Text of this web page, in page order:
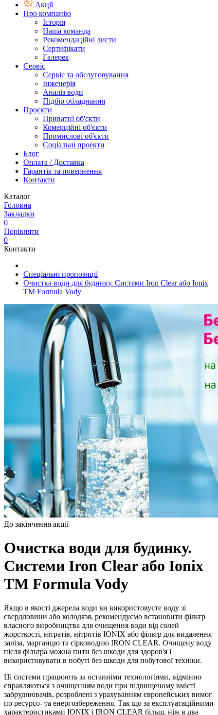
Акції
Про компанію
Історія
Наша команда
Рекомендаційні листи
Сертифікати
Галерея
Сервіс
Сервіс та обслуговування
Інженерія
Аналіз води
Підбір обладнання
Проєкти
Приватні об'єкти
Комерційні об'єкти
Промислові об'єкти
Соціальні проекти
Блог
Оплата / Доставка
Гарантія та повернення
Контакти
Каталог
Головна
Закладки
0
Порівняти
0
Контакти
Спеціальні пропозиції
Очистка води для будинку. Системи Iron Clear або Ionix
ТМ Formula Vody
До закінчення акції
Очистка води для будинку.
Системи Iron Clear або Ionix
ТМ Formula Vody
Якщо в якості джерела води ви використовуєте воду зі
свердловини або колодязя, рекомендуємо встановити фільтр
власного виробництва для очищення води від солей
жорсткості, нітратів, нітритів IONIX або фільтр для видалення
заліза, марганцю та сірководню IRON CLEAR. Очищену воду
після фільтра можна пити без шкоди для здоров'я і
використовувати в побуті без шкоди для побутової техніки.
Ці системи працюють за останніми технологіями, відмінно
справляються з очищенням води при підвищеному вмісті
забруднювачів, розроблені з урахуванням європейських вимог
по ресурсо- та енергозбереження. Так що за експлуатаційними
характеристиками IONIX і IRON CLEAR більш, ніж в два